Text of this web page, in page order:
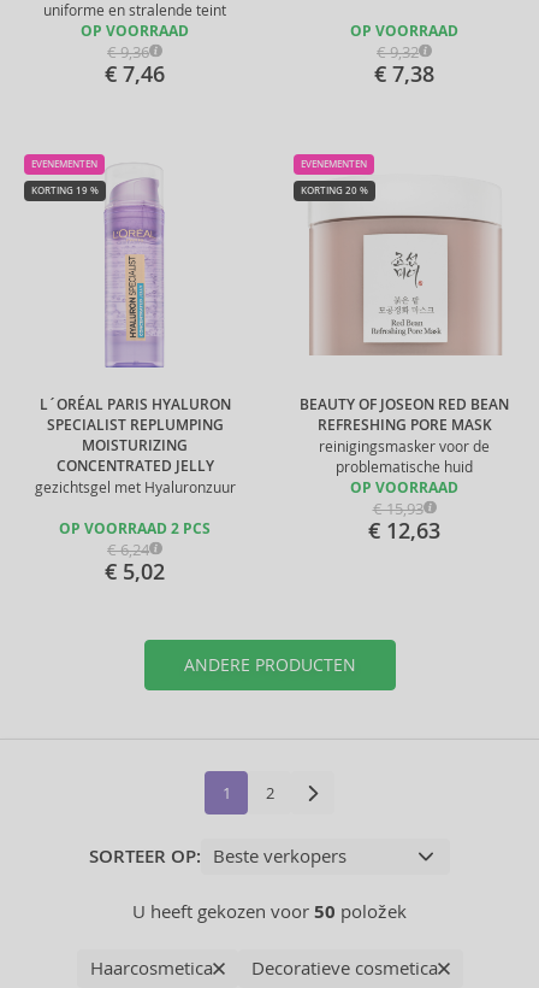
uniforme en stralende teint
OP VOORRAAD
€ 9,36
€ 7,46
OP VOORRAAD
€ 9,32
€ 7,38
L´ORÉAL PARIS HYALURON
SPECIALIST REPLUMPING
MOISTURIZING
CONCENTRATED JELLY
gezichtsgel met Hyaluronzuur
EVENEMENTEN
KORTING 19 %
OP VOORRAAD 2 PCS
€ 6,24
€ 5,02
BEAUTY OF JOSEON RED BEAN
REFRESHING PORE MASK
reinigingsmasker voor de
problematische huid
EVENEMENTEN
KORTING 20 %
OP VOORRAAD
€ 15,93
€ 12,63
ANDERE PRODUCTEN
1 2
SORTEER OP:
U heeft gekozen voor 50 položek
Haarcosmetica
Decoratieve cosmetica